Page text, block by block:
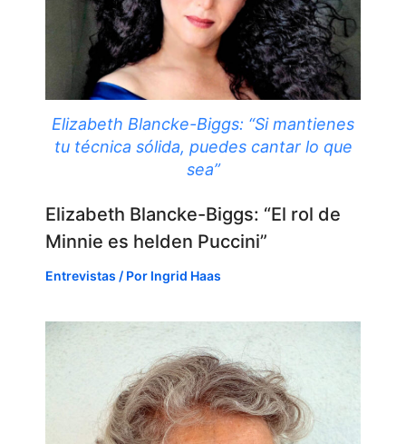
Elizabeth Blancke-Biggs: “Si mantienes
tu técnica sólida, puedes cantar lo que
sea”
Elizabeth Blancke-Biggs: “El rol de
Minnie es helden Puccini”
Entrevistas / Por Ingrid Haas